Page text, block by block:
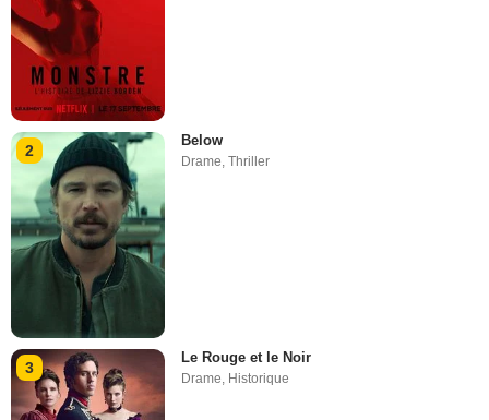
2
Below
Drame,Thriller
3
Le Rouge et le Noir
Drame Historique